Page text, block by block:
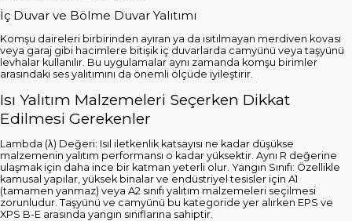
İç Duvar ve Bölme Duvar Yalıtımı
Komşu daireleri birbirinden ayıran ya da ısıtılmayan merdiven kovası
veya garaj gibi hacimlere bitişik iç duvarlarda camyünü veya taşyünü
levhalar kullanılır. Bu uygulamalar aynı zamanda komşu birimler
arasındaki ses yalıtımını da önemli ölçüde iyileştirir.
Isı Yalıtım Malzemeleri Seçerken Dikkat
Edilmesi Gerekenler
Lambda (λ) Değeri: Isıl iletkenlik katsayısı ne kadar düşükse
malzemenin yalıtım performansı o kadar yüksektir. Aynı R değerine
ulaşmak için daha ince bir katman yeterli olur. Yangın Sınıfı: Özellikle
kamusal yapılar, yüksek binalar ve endüstriyel tesisler için A1
(tamamen yanmaz) veya A2 sınıfı yalıtım malzemeleri seçilmesi
zorunludur. Taşyünü ve camyünü bu kategoride yer alırken EPS ve
XPS B-E arasında yangın sınıflarına sahiptir.